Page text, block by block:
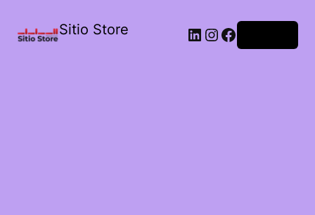
Sitio Store